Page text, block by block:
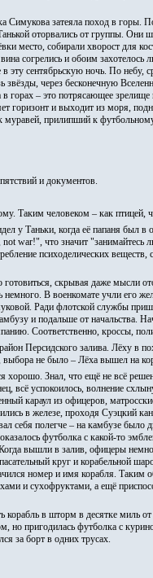
Симукова затеяла поход в горы.
оторвались от группы.
место, собирали хворост для
согрелись и обоим захотелось
эту сентябрьскую ночь. По
через бесконечную
горах – это потрясающее
горизонт и выходит из моря,
прилипший к
и документов.
Таким человеком – как птицей,
у Таньки, когда её папаня был в
war!", что значит
психоделических
скрывая даже мысли
В военкомате учли его
Ради флотской службы
и подальше от начальства.
Соответственно, кроссы,
Персидского залива. Лёху в
выбора не было – Лёха вышел на
Знал, что ещё не всё
успокоилось, волнение
караул из офицеров,
в железе, проходя Суэцкий
себя полегче – на камбузе
футболка с какой-то
вышли в залив, офицеры
круг и корабельной
номер и имя корабля.
и сухофруктами, а ещё
корабль в шторм в десятке миль
но пригодилась футболка с
за борт в одних трусах.